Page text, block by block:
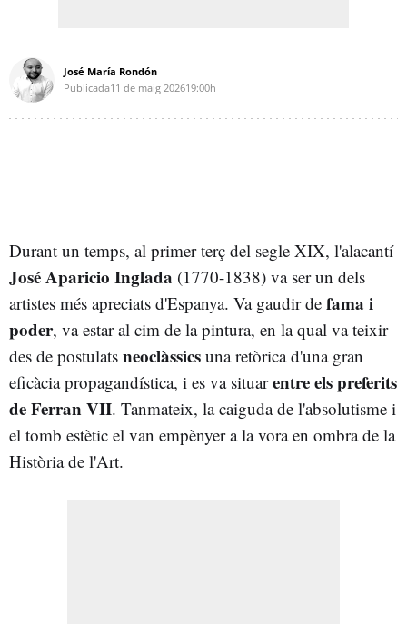
José María Rondón
Publicada11 de maig 202619:00h
Durant un temps, al primer terç del segle XIX, l'alacantí
José Aparicio Inglada (1770-1838) va ser un dels
artistes més apreciats d'Espanya. Va gaudir de fama i
poder, va estar al cim de la pintura, en la qual va teixir
des de postulats neoclàssics una retòrica d'una gran
eficàcia propagandística, i es va situarentre els preferits
de Ferran VII. Tanmateix, la caiguda de l'absolutisme i
el tomb estètic el van empènyer a la vora en ombra de la
Història de l'Art.